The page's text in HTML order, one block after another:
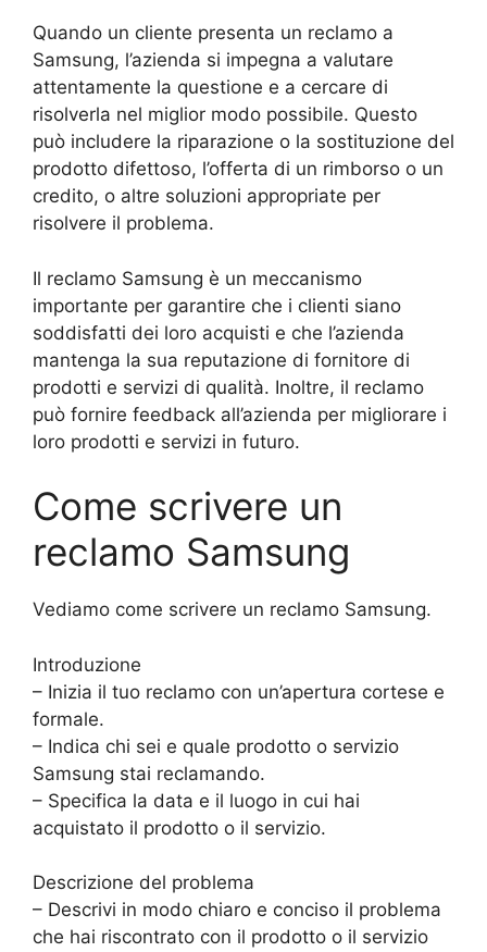
Quando un cliente presenta un reclamo a
Samsung, l’azienda si impegna a valutare
attentamente la questione e a cercare di
risolverla nel miglior modo possibile. Questo
può includere la riparazione o la sostituzione del
prodotto difettoso, l’offerta di un rimborso o un
credito, o altre soluzioni appropriate per
risolvere il problema.
Il reclamo Samsung è un meccanismo
importante per garantire che i clienti siano
soddisfatti dei loro acquisti e che l’azienda
mantenga la sua reputazione di fornitore di
prodotti e servizi di qualità. Inoltre, il reclamo
può fornire feedback all’azienda per migliorare i
loro prodotti e servizi in futuro.
Come scrivere un
reclamo Samsung
Vediamo come scrivere un reclamo Samsung.
Introduzione
– Inizia il tuo reclamo con un’apertura cortese e
formale.
– Indica chi sei e quale prodotto o servizio
Samsung stai reclamando.
– Specifica la data e il luogo in cui hai
acquistato il prodotto o il servizio.
Descrizione del problema
– Descrivi in modo chiaro e conciso il problema
che hai riscontrato con il prodotto o il servizio